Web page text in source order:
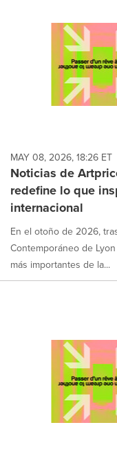
MAY 08, 2026, 18:26 ET
Noticias de
redefine lo que
internacional
En el otoño de 2026,
Contemporáneo de
más importantes de la...